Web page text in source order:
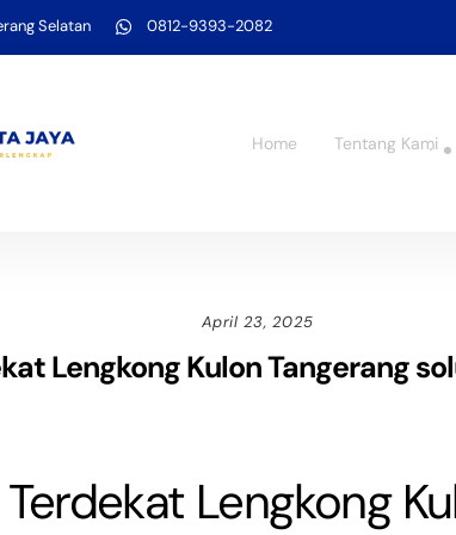
Selatan 0812-9393-2082
Home Tentang Kami
April 23, 2025
Lengkong Kulon Tangerang
Lengkong